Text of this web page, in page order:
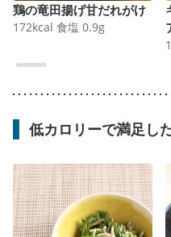
鶏の竜田揚げ甘だれがけ
172kcal 食塩 0.9g
低カロリーで満足し